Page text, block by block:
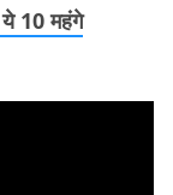
ये 10 महंगे